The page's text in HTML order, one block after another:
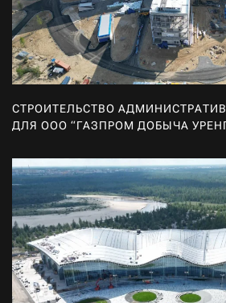
СТРОИТЕЛЬСТВО
ДЛЯ ООО “ГАЗПРОМ ДОБЫЧА